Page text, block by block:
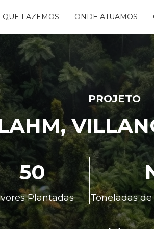
QUE FAZEMOS
ÁGUAS
FREE
DA FLORESTA
RIBEIRA -
ONDE ATUAMOS
PROJETO
50
Plantadas Toneladas de